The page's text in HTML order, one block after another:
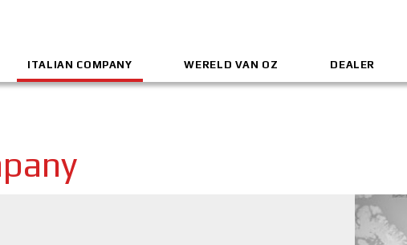
ITALIAN COMPANY WERELD VAN OZ DEALER